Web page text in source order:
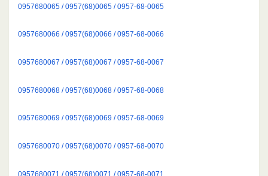
0957680065 / 0957(68)0065 / 0957-68-0065
0957680066 / 0957(68)0066 / 0957-68-0066
0957680067 / 0957(68)0067 / 0957-68-0067
0957680068 / 0957(68)0068 / 0957-68-0068
0957680069 / 0957(68)0069 / 0957-68-0069
0957680070 / 0957(68)0070 / 0957-68-0070
0957680071 / 0957(68)0071 / 0957-68-0071